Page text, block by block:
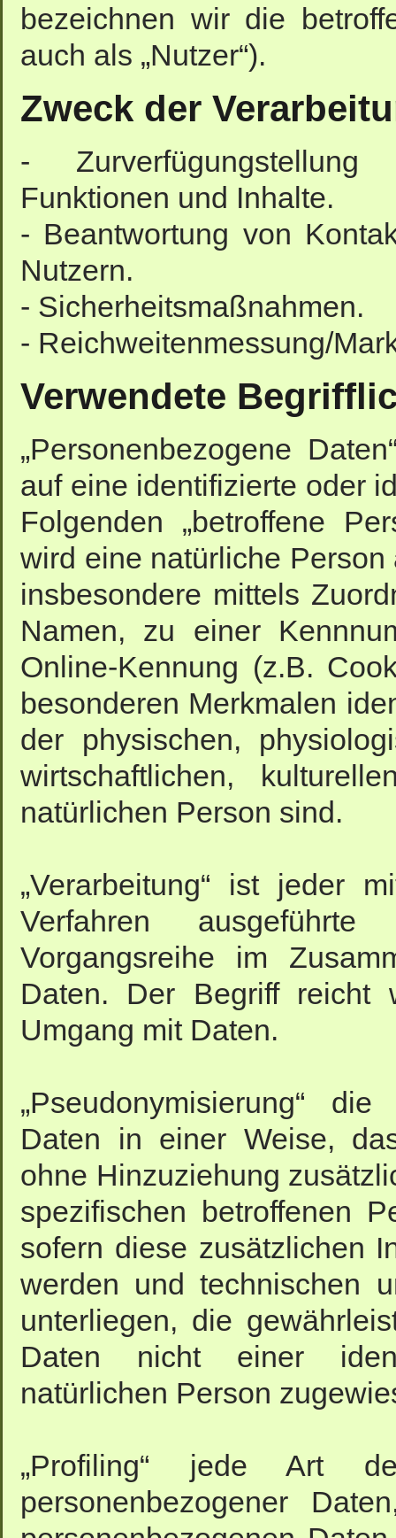
bezeichnen wir die
auch als „Nutzer“).
Zweck der
-
Funktionen und Inhalte.
- Beantwortung von
Nutzern.
- Sicherheitsmaßnahmen.
- Reichweitenmessung/
Verwendete
„Personenbezogene
auf eine identifizierte oder
Folgenden „betroffene
wird eine natürliche
insbesondere mittels
Namen, zu einer
Online-Kennung (z.B.
besonderen Merkmalen
der physischen,
wirtschaftlichen,
natürlichen Person sind.
„Verarbeitung“ ist jeder
Verfahren
Vorgangsreihe im
Daten. Der Begriff reicht
Umgang mit Daten.
„Pseudonymisierung“
Daten in einer Weise,
ohne Hinzuziehung
spezifischen betroffenen
sofern diese zusätzlichen
werden und technischen
unterliegen, die
Daten nicht einer
natürlichen Person
„Profiling“ jede Art
personenbezogener